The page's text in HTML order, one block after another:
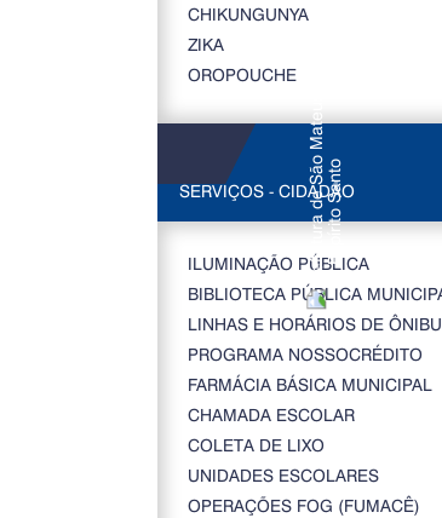
CHIKUNGUNYA
ZIKA
OROPOUCHE
SERVIÇOS - CIDADÃO
ILUMINAÇÃO PÚBLICA
BIBLIOTECA PÚBLICA
LINHAS E HORÁRIOS DE
PROGRAMA NOSSOCRÉDITO
FARMÁCIA BÁSICA MUNICIPAL
CHAMADA ESCOLAR
COLETA DE LIXO
UNIDADES ESCOLARES
OPERAÇÕES FOG (FUMACÊ)